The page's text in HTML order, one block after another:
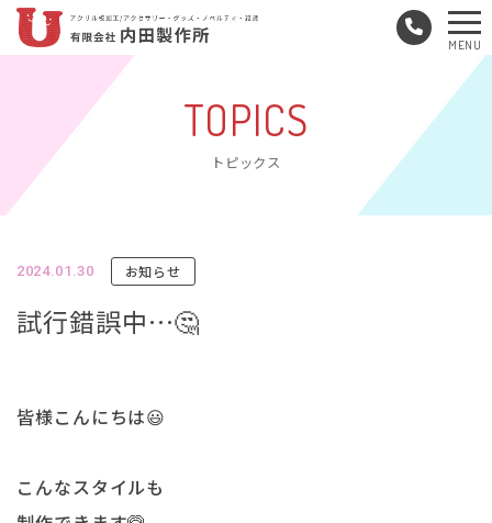
TOPICS
トピックス
2024.01.30 お知らせ
試行錯誤中…🤔
皆様こんにちは😃
こんなスタイルも
メ
ュ
MENU